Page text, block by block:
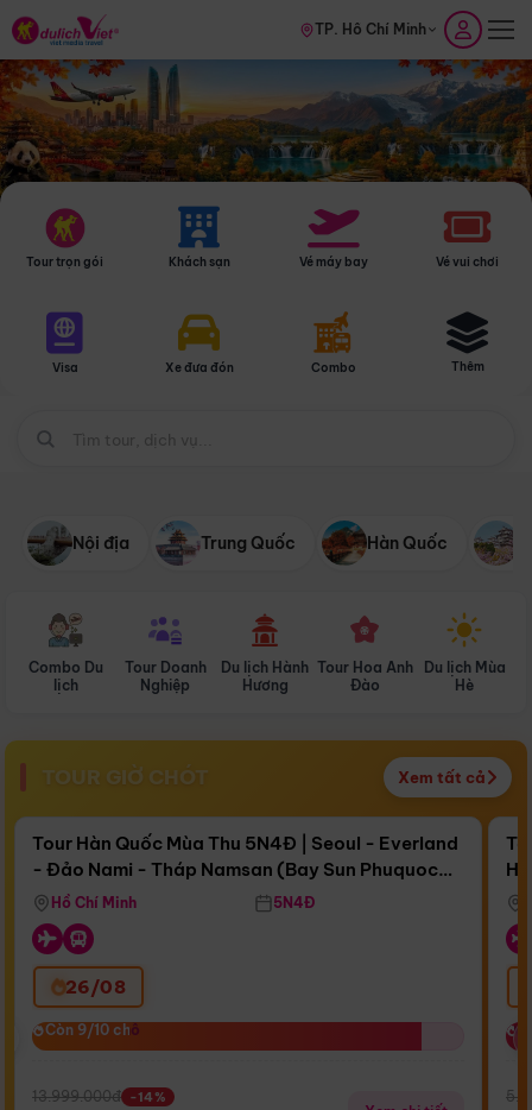
TP. Hồ Chí Minh
Tour trọn gói Khách sạn Vé máy bay Vé vui chơi
Visa Xe đưa đón Combo Thêm
Nội địa Trung Quốc Hàn Quốc
Combo Du
lịch
Tour Doanh
Nghiệp
Du lịch Hành
Hương
Tour Hoa Anh
Đào
Du lịch Mùa
Hè
TOUR GIỜ CHÓT Xem tất cả
Còn17 ngày 09:19:41
Bay Sun Phuquoc Airways
Điểm nổi bật
Tour Hàn Quốc Mùa Thu 5N4Đ | Seoul - Everland
- Đảo Nami - Tháp Namsan (Bay Sun Phuquoc
Airways)
Hồ Chí Minh 5N4Đ
26/08
Còn 9/10 chỗ
Còn 9/10 chỗ
13.999.000đ -14%